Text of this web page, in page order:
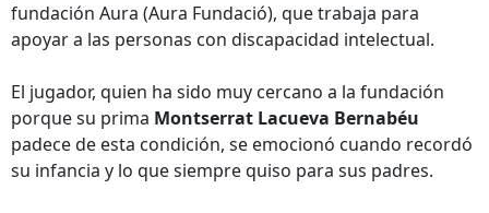
fundación Aura (Aura Fundació), que trabaja para
apoyar a las personas con discapacidad intelectual.
El jugador, quien ha sido muy cercano a la fundación
porque su prima Montserrat Lacueva Bernabéu
padece de esta condición, se emocionó cuando recordó
su infancia y lo que siempre quiso para sus padres.